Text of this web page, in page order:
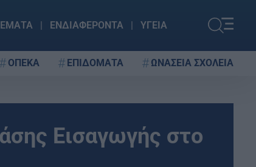
ΕΝΔΙΑΦΕΡΟΝΤΑ ΥΓΕΙΑ
ΟΠΕΚΑ ΕΠΙΔΟΜΑΤΑ ΩΝΑΣΕΙΑ ΣΧΟΛΕΙΑ
Εισαγωγής στο